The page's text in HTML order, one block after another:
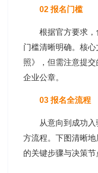
02 报名门槛
根据官方要求
门槛清晰明确。核
照》，但需注意提
企业公章。
03 报名全流程
从意向到成功
方流程。下图清晰
的关键步骤与决策节